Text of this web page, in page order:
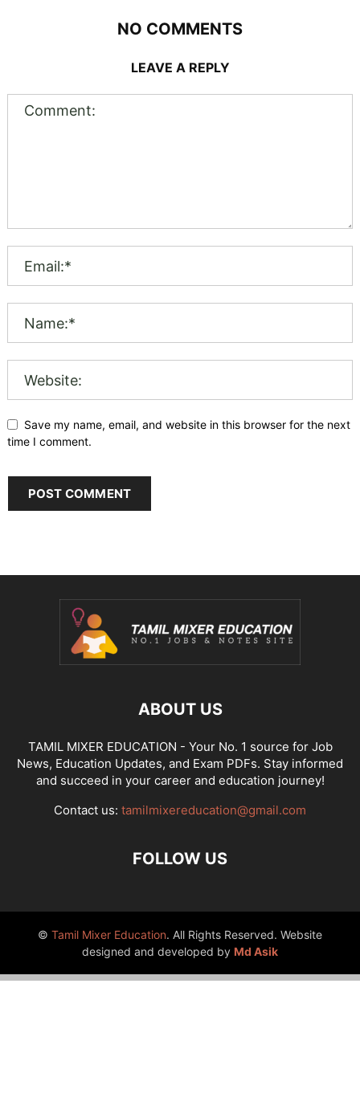
NO COMMENTS
LEAVE A REPLY
Save my name, email, and website in this browser for the next
time I comment.
ABOUT US
TAMIL MIXER EDUCATION - Your No. 1 source for Job
News, Education Updates, and Exam PDFs. Stay informed
and succeed in your career and education journey!
Contact us: tamilmixereducation@gmail.com
FOLLOW US
© Tamil Mixer Education. All Rights Reserved. Website
designed and developed by Md Asik